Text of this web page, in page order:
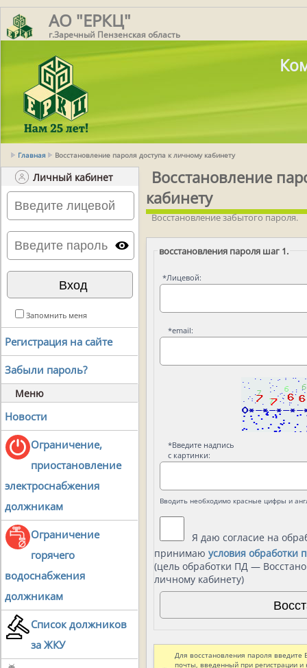
АО "ЕРКЦ"
г.Заречный Пензенская область
Главная Восстановление пароля доступа к личному кабинету
Личный кабинет
Запомнить меня
Регистрация на сайте
Забыли пароль?
Меню
Новости
Ограничение,
приостановление
электроснабжения
должникам
Ограничение
горячего
водоснабжения
должникам
Список должников
за ЖКУ
Восстановление
кабинету
Восстановление забытого пароля.
восстановления пароля шаг 1.
*Лицевой:
*email:
*Введите надпись
с картинки:
Вводить необходимо красные цифры и
Я даю согласие на
принимаю условия обработки
(цель обработки ПД —
личному кабинету)
Для восстановления пароля
почты, введенный при регистрации